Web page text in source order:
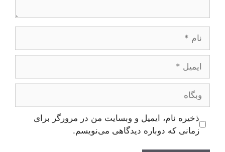
وبگاه
ذخیره نام، ایمیل و وبسایت من در مرورگر برای
زمانی که دوباره دیدگاهی می‌نویسم.